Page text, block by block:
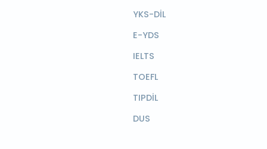
YKS-DİL
E-YDS
IELTS
TOEFL
TIPDİL
DUS